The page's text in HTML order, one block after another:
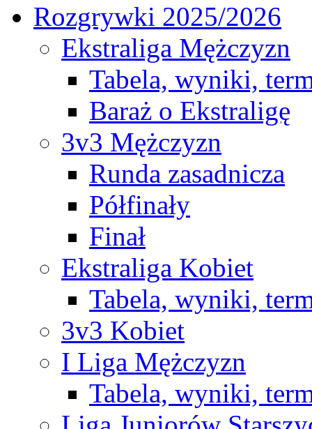
Rozgrywki 2025/2026
Ekstraliga Mężczyzn
Tabela, wyniki,
Baraż o Ekstraligę
3v3 Mężczyzn
Runda zasadnicza
Półfinały
Finał
Ekstraliga Kobiet
Tabela, wyniki,
3v3 Kobiet
I Liga Mężczyzn
Tabela, wyniki,